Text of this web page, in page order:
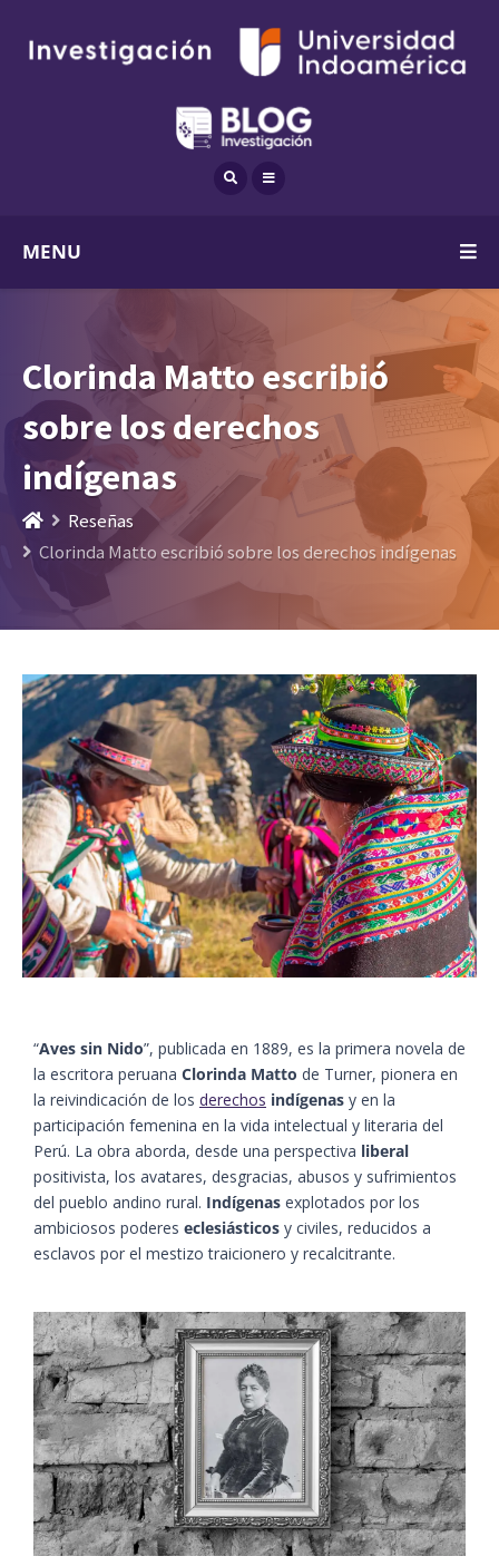
MENU
Clorinda Matto escribió
sobre los derechos
indígenas
Reseñas
Clorinda Matto escribió sobre los derechos indígenas
“Aves sin Nido”, publicada en 1889, es la primera novela de
la escritora peruana Clorinda Matto de Turner, pionera en
la reivindicación de los derechos indígenas y en la
participación femenina en la vida intelectual y literaria del
Perú. La obra aborda, desde una perspectiva liberal
positivista, los avatares, desgracias, abusos y sufrimientos
del pueblo andino rural. Indígenas explotados por los
ambiciosos poderes eclesiásticos y civiles, reducidos a
esclavos por el mestizo traicionero y recalcitrante.